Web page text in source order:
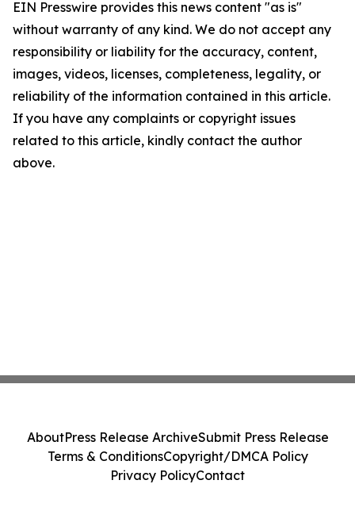
EIN Presswire provides this news content "as is"
without warranty of any kind. We do not accept any
responsibility or liability for the accuracy, content,
images, videos, licenses, completeness, legality, or
reliability of the information contained in this article.
If you have any complaints or copyright issues
related to this article, kindly contact the author
above.
AboutPress Release ArchiveSubmit Press Release
Terms & ConditionsCopyright/DMCA Policy
Privacy PolicyContact